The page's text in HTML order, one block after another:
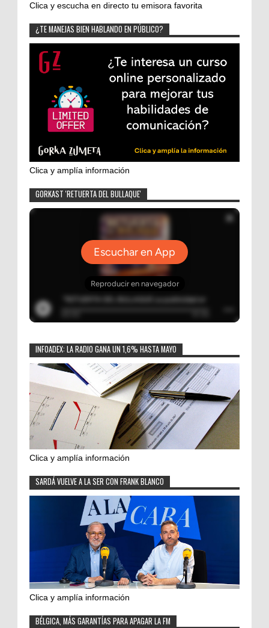
Clica y escucha en directo tu emisora favorita
¿TE MANEJAS BIEN HABLANDO EN PÚBLICO?
Clica y amplía información
GORKAST 'RETUERTA DEL BULLAQUE'
INFOADEX: LA RADIO GANA UN 1,6% HASTA MAYO
Clica y amplía información
SARDÁ VUELVE A LA SER CON FRANK BLANCO
Clica y amplía información
BÉLGICA, MÁS GARANTÍAS PARA APAGAR LA FM